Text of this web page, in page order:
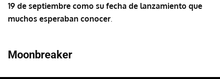
19 de septiembre como su fecha de lanzamiento que
muchos esperaban conocer
Moonbreaker